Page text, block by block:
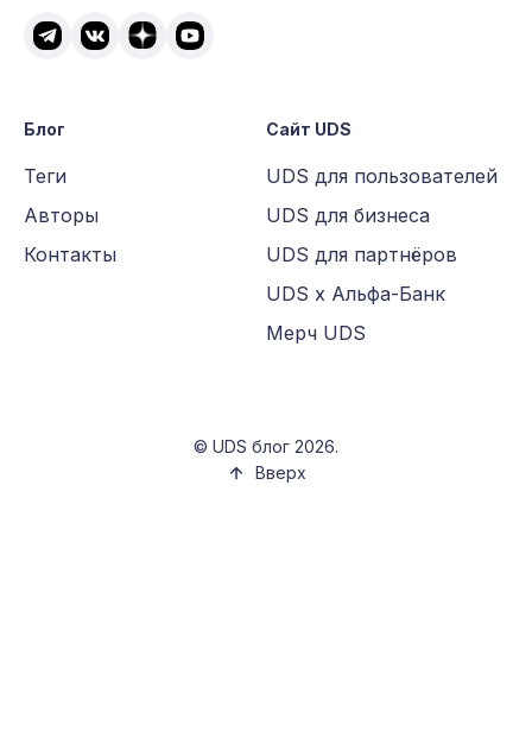
Блог
Теги
Авторы
Контакты
Сайт UDS
UDS для пользователей
UDS для бизнеса
UDS для партнёров
UDS х Альфа-Банк
Мерч UDS
© UDS блог 2026.
Вверх